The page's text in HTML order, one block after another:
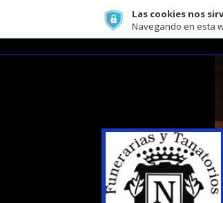
Las cookies nos sirven
Navegando en esta web